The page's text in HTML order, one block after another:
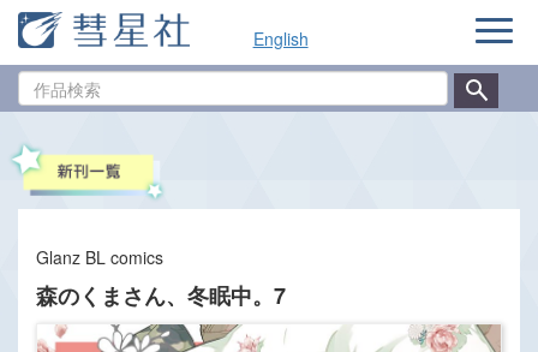
English
品
ナ
ゲ
Glanz BL comics
森のくまさん、冬眠中。7